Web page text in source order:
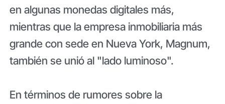
en algunas monedas digitales más,
mientras que la empresa inmobiliaria más
grande con sede en Nueva York, Magnum,
también se unió al "lado luminoso".
En términos de rumores sobre la